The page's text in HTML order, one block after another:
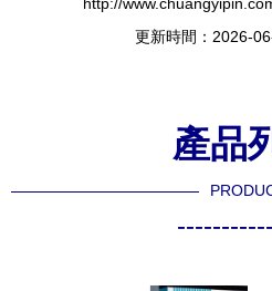
http://
更新時間：2026-
產品